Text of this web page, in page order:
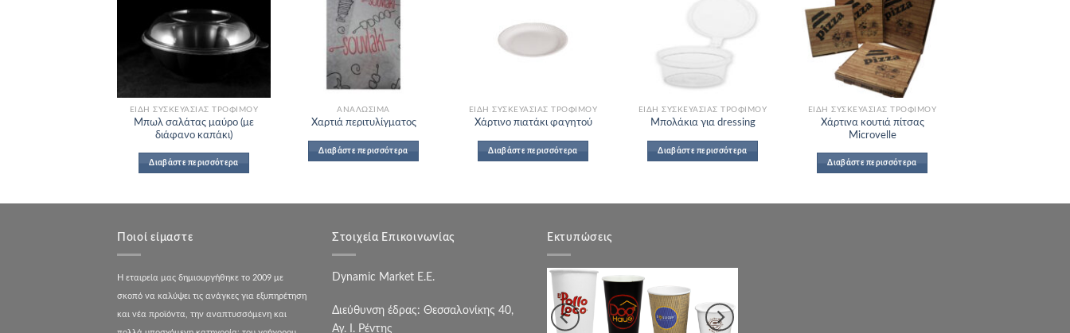
Add to
ΕΊΔΗ ΣΥΣΚΕΥΑΣΊΑΣ ΤΡΟΦΊΜΟΥ
Μπωλ σαλάτας μαύρο (με
διάφανο καπάκι)
Διαβάστε περισσότερα
ΑΝΑΛΏΣΙΜΑ
Χαρτιά περιτυλίγματος
Διαβάστε περισσότερα
ΕΊΔΗ ΣΥΣΚΕΥΑΣΊΑΣ ΤΡΟΦΊΜΟΥ
Χάρτινο πιατάκι φαγητού
Διαβάστε περισσότερα
ΕΊΔΗ ΣΥΣΚΕΥΑΣΊΑΣ ΤΡΟΦΊΜΟΥ
Μπολάκια για dressing
Διαβάστε περισσότερα
Add to
Wishlist
ΕΊΔΗ ΣΥΣΚΕΥΑΣΊΑΣ ΤΡΟΦΊΜΟΥ
Χάρτινα κουτιά πίτσας
Microvelle
Διαβάστε περισσότερα
Ποιοί είμαστε
Η εταιρεία μας δημιουργήθηκε το 2009 με
σκοπό να καλύψει τις ανάγκες για εξυπηρέτηση
και νέα προϊόντα, την αναπτυσσόμενη και
Στοιχεία Επικοινωνίας
Dynamic Market Ε.Ε.
Διεύθυνση έδρας: Θεσσαλονίκης 40,
Αγ. Ι. Ρέντης
Εκτυπώσεις